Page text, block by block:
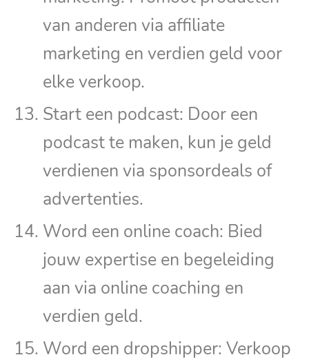
van anderen via affiliate
marketing en verdien geld voor
elke verkoop.
Start een podcast: Door een
podcast te maken, kun je geld
verdienen via sponsordeals of
advertenties.
Word een online coach: Bied
jouw expertise en begeleiding
aan via online coaching en
verdien geld.
Word een dropshipper: Verkoop